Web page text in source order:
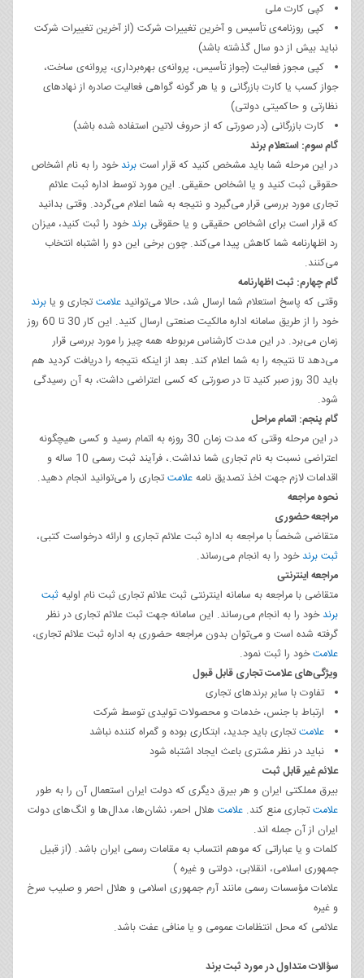
کپی کارت ملی
کپی روزنامه‌ی تأسیس و آخرین تغییرات شرکت (از آخرین تغییرات شرکت
نباید بیش از دو سال گذشته باشد)
کپی مجوز فعالیت (جواز تأسیس، پروانه‌ی بهره‌برداری، پروانه‌ی ساخت،
جواز کسب یا کارت بازرگانی و یا هر گونه گواهی فعالیت صادره از نهادهای
نظارتی و حاکمیتی دولتی)
کارت بازرگانی (در صورتی که از حروف لاتین استفاده شده باشد)
گام سوم: استعلام برند
در این مرحله شما باید مشخص کنید که قرار استبرندخود را به نام اشخاص
حقوقی ثبت کنید و یا اشخاص حقیقی. این مورد توسط اداره ثبت علائم
تجاری مورد بررسی قرار می‌گیرد و نتیجه به شما اعلام می‌گردد. وقتی بدانید
که قرار است برای اشخاص حقیقی و یا حقوقی برندخود را ثبت کنید، میزان
رد اظهارنامه شما کاهش پیدا می‌کند. چون برخی این دو را اشتباه انتخاب
می‌کنند.
گام چهارم: ثبت اظهارنامه
وقتی که پاسخ استعلام شما ارسال شد، حالا می‌توانید علامتتجاری و یابرند
خود را از طریق سامانه اداره مالکیت صنعتی ارسال کنید. این کار 30 تا 60 روز
زمان می‌برد. در این مدت کارشناس مربوطه همه چیز را مورد بررسی قرار
می‌دهد تا نتیجه را به شما اعلام کند. بعد از اینکه نتیجه را دریافت کردید هم
باید 30 روز صبر کنید تا در صورتی که کسی اعتراضی داشت، به آن رسیدگی
شود.
گام پنجم: اتمام مراحل
در این مرحله وقتی که مدت زمان 30 روزه به اتمام رسید و کسی هیچگونه
اعتراضی نسبت به نام تجاری شما نداشت.، فرآیند ثبت رسمی 10 ساله و
اقدامات لازم جهت اخذ تصدیق نامهعلامتتجاری را می‌توانید انجام دهید.
نحوه مراجعه
مراجعه حضوری
متقاضی شخصاً با مراجعه به اداره ثبت علائم تجاری و ارائه درخواست کتبی،
ثبت برندخود را به انجام می‌رساند.
مراجعه اینترنتی
متقاضی با مراجعه به سامانه اینترنتی ثبت علائم تجاری ثبت نام اولیهثبت
برندخود را به انجام می‌رساند. این سامانه جهت ثبت علائم تجاری در نظر
گرفته شده است و می‌توان بدون مراجعه حضوری به اداره ثبت علائم تجاری،
علامتخود را ثبت نمود.
ویژگی‌های علامت تجاری قابل قبول
تفاوت با سایر برندهای تجاری
ارتباط با جنس، خدمات و محصولات تولیدی توسط شرکت
علامتتجاری باید جدید، ابتکاری بوده و گمراه کننده نباشد
نباید در نظر مشتری باعث ایجاد اشتباه شود
علائم غیر قابل ثبت
بیرق مملکتی ایران و هر بیرق دیگری که دولت ایران استعمال آن را به طور
علامتتجاری منع کند. علامت هلال احمر، نشان‌ها، مدال‌ها و انگ‌های دولت
ایران از آن جمله اند.
کلمات و یا عباراتی که موهم انتساب به مقامات رسمی ایران باشد. (از قبیل
جمهوری اسلامی، انقلابی، دولتی و غیره )
علامات مؤسسات رسمی مانند آرم جمهوری اسلامی و هلال احمر و صلیب سرخ
و غیره
علائمی که محل انتظامات عمومی و یا منافی عفت باشد.
سؤالات متداول در مورد ثبت برند